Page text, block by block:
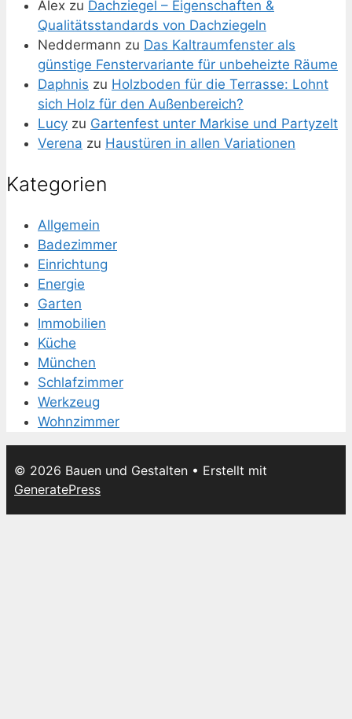
Alex zu Dachziegel – Eigenschaften &
Qualitätsstandards von Dachziegeln
Neddermann zu Das Kaltraumfenster als
günstige Fenstervariante für unbeheizte Räume
Daphnis zu Holzboden für die Terrasse: Lohnt
sich Holz für den Außenbereich?
Lucy zu Gartenfest unter Markise und Partyzelt
Verena zu Haustüren in allen Variationen
Kategorien
Allgemein
Badezimmer
Einrichtung
Energie
Garten
Immobilien
Küche
München
Schlafzimmer
Werkzeug
Wohnzimmer
© 2026 Bauen und Gestalten • Erstellt mit
GeneratePress